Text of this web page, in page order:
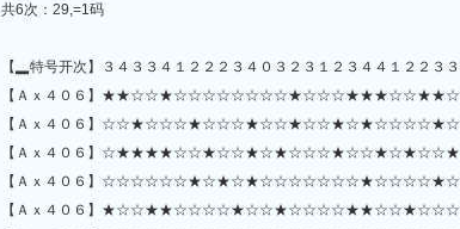
共6次：29,=1码
【▂特号开次】３４３３４１２２２３４０３２３１２３４４１２２３
【Ａｘ４０６】★★☆☆★☆☆☆☆☆☆☆☆★☆☆☆★★★☆☆★★☆★☆☆★☆
【Ａｘ４０６】
【Ａｘ４０６】
【Ａｘ４０６】
【Ａｘ４０６】